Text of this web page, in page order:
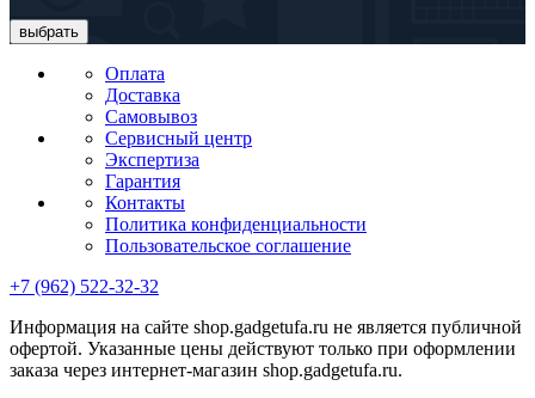
выбрать
Оплата
Доставка
Самовывоз
Сервисный центр
Экспертиза
Гарантия
Контакты
Политика конфиденциальности
Пользовательское соглашение
+7 (962) 522-32-32
Информация на сайте shop.gadgetufa.ru не является публичной
офертой. Указанные цены действуют только при оформлении
заказа через интернет-магазин shop.gadgetufa.ru.